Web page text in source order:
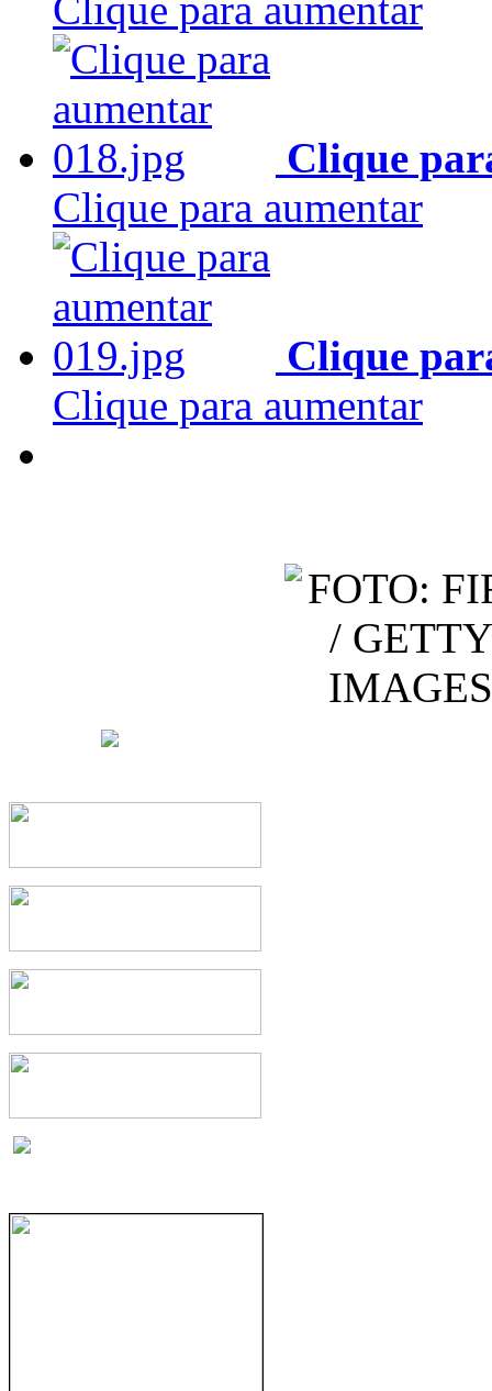
Clique
Clique para aumentar
Clique
Clique para aumentar